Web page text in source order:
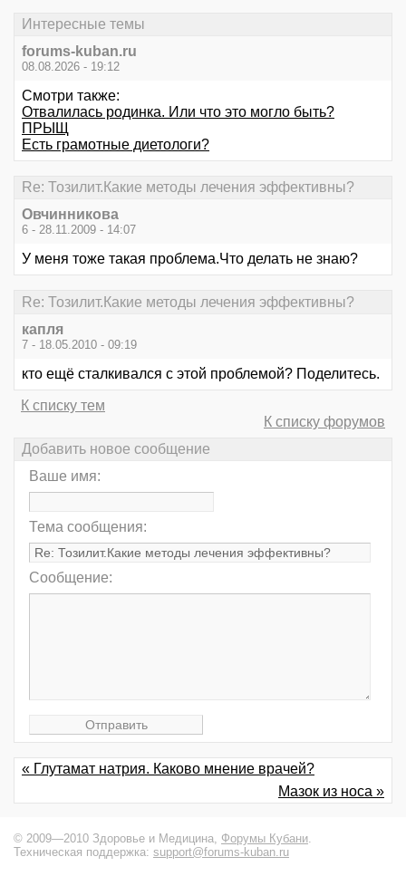
Интересные темы
forums-kuban.ru
08.08.2026 - 19:12
Смотри также:
Отвалилась родинка. Или что это могло быть?
ПРЫЩ
Есть грамотные диетологи?
Re: Тозилит.Какие методы лечения эффективны?
Овчинникова
6 - 28.11.2009 - 14:07
У меня тоже такая проблема.Что делать не знаю?
Re: Тозилит.Какие методы лечения эффективны?
капля
7 - 18.05.2010 - 09:19
кто ещё сталкивался с этой проблемой? Поделитесь.
К списку тем
К списку форумов
Добавить новое сообщение
Ваше имя:
Тема сообщения:
Сообщение:
« Глутамат натрия. Каково мнение врачей?
Мазок из носа »
© 2009—2010 Здоровье и Медицина, Форумы Кубани
Техническая поддержка: support@forums-kuban.ru